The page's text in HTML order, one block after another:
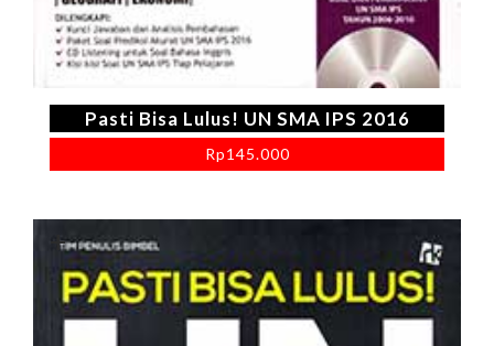
Pasti Bisa Lulus! UN SMA IPS 2016
Rp145.000
+